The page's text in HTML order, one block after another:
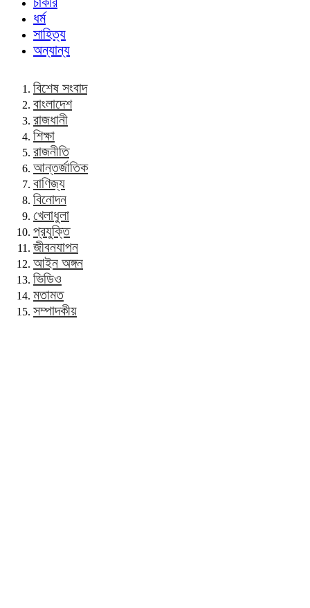
ধর্ম
সাহিত্য
অন্যান্য
বিশেষ সংবাদ
বাংলাদেশ
রাজধানী
শিক্ষা
রাজনীতি
আন্তর্জাতিক
বাণিজ্য
বিনোদন
খেলাধুলা
প্রযুক্তি
জীবনযাপন
আইন অঙ্গন
ভিডিও
মতামত
সম্পাদকীয়